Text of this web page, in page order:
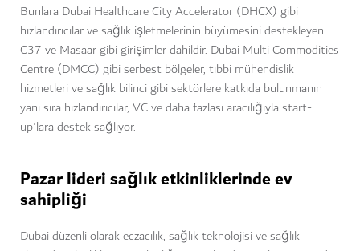
Bunlara Dubai Healthcare City Accelerator (DHCX) gibi
hızlandırıcılar ve sağlık işletmelerinin büyümesini destekleyen
C37 ve Masaar gibi girişimler dahildir. Dubai Multi Commodities
Centre (DMCC) gibi serbest bölgeler, tıbbi mühendislik
hizmetleri ve sağlık bilinci gibi sektörlere katkıda bulunmanın
yanı sıra hızlandırıcılar, VC ve daha fazlası aracılığıyla start-
up'lara destek sağlıyor.
Pazar lideri sağlık etkinliklerinde ev
sahipliği
Dubai düzenli olarak eczacılık, sağlık teknolojisi ve sağlık